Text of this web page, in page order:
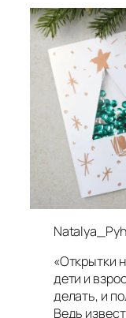
«Открытки
дети и
делать, и
Ведь